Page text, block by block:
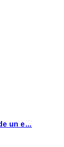
un e…